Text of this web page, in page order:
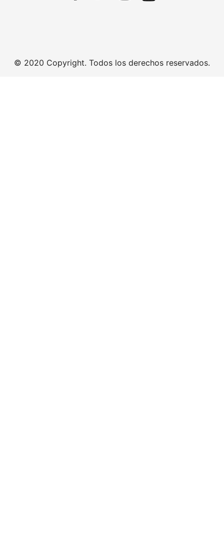
© 2020 Copyright. Todos los derechos reservados.